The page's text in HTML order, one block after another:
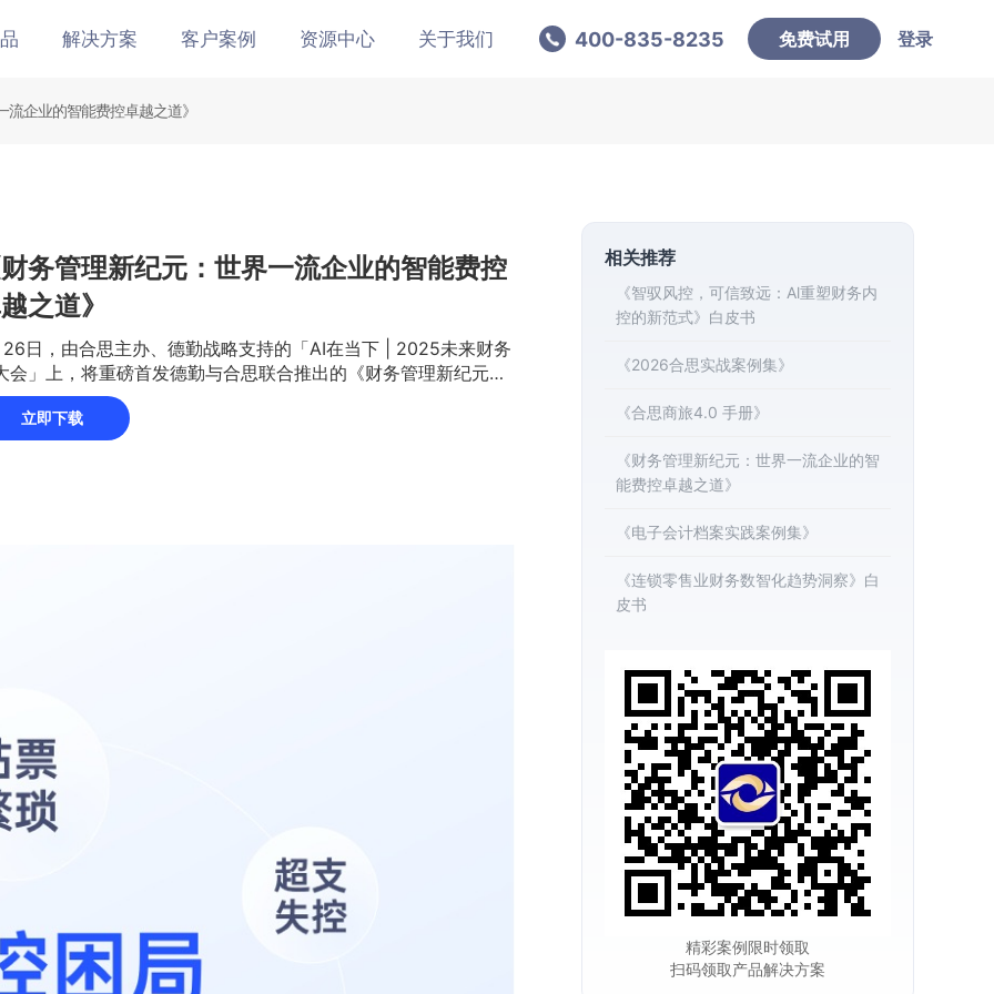
解决方案 客户案例 资源中心 关于我们 400-835-8235 免费试用 登录
企业的智能费控卓越之道》
务管理新纪元：世界一流企业的智能费控
之道》
日，由合思主办、德勤战略支持的「AI在当下 | 2025未来财务
会」上，将重磅首发德勤与合思联合推出的《财务管理新纪元：
一流企业的智能费控卓越之道》白皮书，该白皮书发布新时代全
需报销分级标准，为企业提供清晰的智能费控实施路径与战略地
助力企业迈向世界一流财务管理体系。
立即下载
相关推荐
《智驭风控，可信致远：Al重塑财务内
控的新范式》白皮书
《2026合思实战案例集》
《合思商旅4.0 手册》
《财务管理新纪元：世界一流企业的智
能费控卓越之道》
《电子会计档案实践案例集》
《连锁零售业财务数智化趋势洞察》白
皮书
精彩案例限时领取
扫码领取产品解决方案